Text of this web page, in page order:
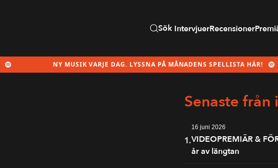
Sök IntervjuerRecensioner
NY MUSIK VARJE DAG. LYSSNA PÅ MÅNADENS SPELLISTA HÄR!
Senaste från
1.
16 juni 2026
VIDEOPREMIÄR &
år av längtan